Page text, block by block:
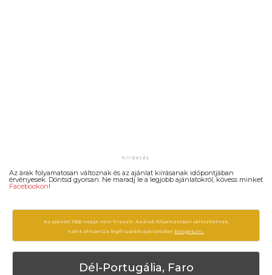
Az árak folyamatosan változnak és az ajánlat kiírásanak időpontjában
érvényesek. Döntsd gyorsan. Ne maradj le a legjobb ajánlatokról, kövess minket
Facebookon!
Az ajánlat 1926 napja nem frissült. Az árak folyamatosan változhatnak,
ezért célszerű a legfrissebb ajánlatokat böngészni.
Dél-Portugália, Faro